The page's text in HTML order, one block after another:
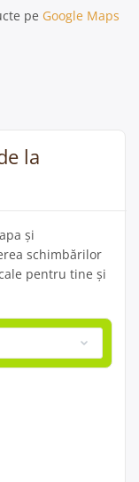
pe Google Maps
la
și
schimbărilor
pentru tine și